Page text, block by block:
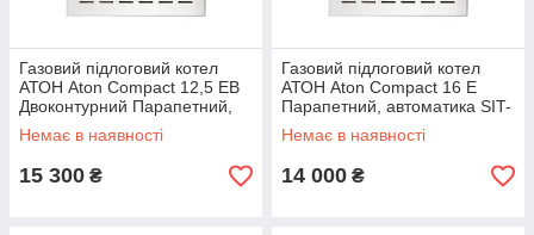
Газовий підлоговий котел
АТОН Aton Compact 12,5 ЕВ
Двоконтурний Парапетний,
автоматика SIT-Італія
Немає в наявності
15 300 ₴
Газовий підлоговий котел
АТОН Aton Compact 16 Е
Парапетний, автоматика SIT-
Італія
Немає в наявності
14 000 ₴